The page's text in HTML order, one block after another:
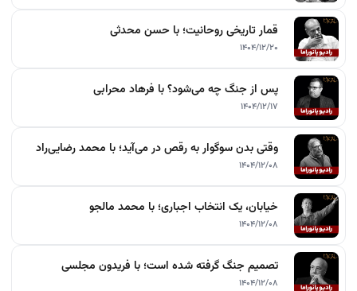
قمار تاریخی روحانیت؛ با حسن محدثی
۱۴۰۴/۱۲/۲۰
پس از جنگ چه می‌شود؟ با فرهاد محرابی
۱۴۰۴/۱۲/۱۷
وقتی بدن سوگوار به رقص در می‌آید؛ با محمد رضایی‌راد
۱۴۰۴/۱۲/۰۸
خیابان، یک انتخاب اجباری؛ با محمد مالجو
۱۴۰۴/۱۲/۰۸
تصمیم جنگ گرفته شده است؛ با فریدون مجلسی
۱۴۰۴/۱۲/۰۸